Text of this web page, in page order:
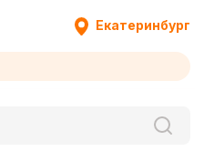
Екатеринбург